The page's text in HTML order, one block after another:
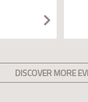
DISCOVER MORE